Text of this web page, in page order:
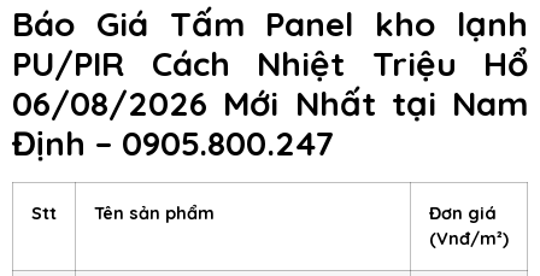
Báo Giá Tấm Panel kho lạnh
PU/PIR Cách Nhiệt Triệu Hổ
06/08/2026 Mới Nhất tại Nam
Định – 0905.800.247
Stt Tên sản phẩm
Đơn giá
(Vnđ/m²)